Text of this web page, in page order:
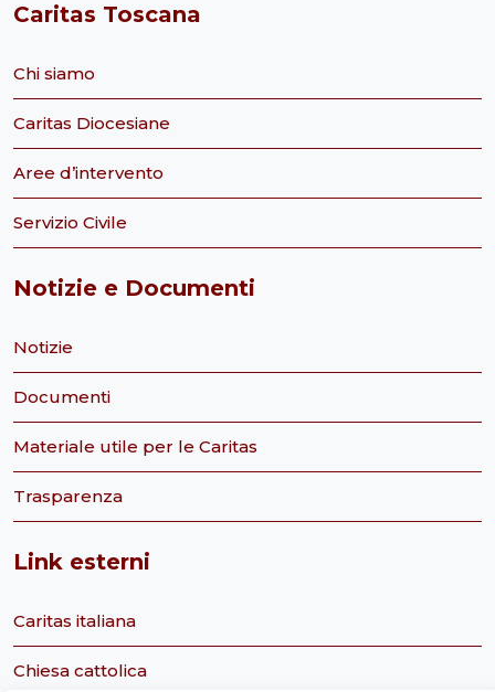
Caritas Toscana
Chi siamo
Caritas Diocesiane
Aree d’intervento
Servizio Civile
Notizie e Documenti
Notizie
Documenti
Materiale utile per le Caritas
Trasparenza
Link esterni
Caritas italiana
Chiesa cattolica